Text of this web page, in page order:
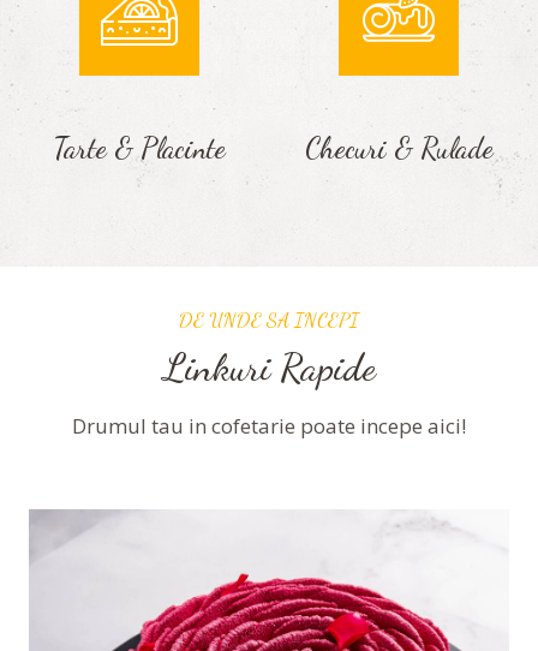
Tarte & Placinte Checuri & Rulade
DE UNDE SA INCEPI
Linkuri Rapide
Drumul tau in cofetarie poate incepe aici!